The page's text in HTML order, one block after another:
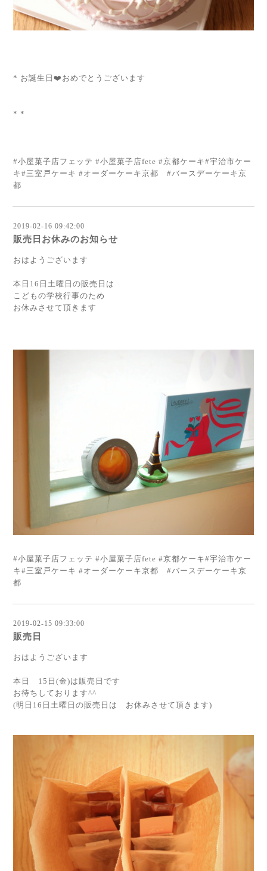
* お誕生日❤️おめでとうございます
* *
#小屋菓子店フェッテ #小屋菓子店fete #京都ケーキ#宇治市ケー
キ#三室戸ケーキ #オーダーケーキ京都 #バースデーケーキ京
都
2019-02-16 09:42:00
販売日お休みのお知らせ
おはようございます
本日16日土曜日の販売日は
こどもの学校行事のため
お休みさせて頂きます
#小屋菓子店フェッテ #小屋菓子店fete #京都ケーキ#宇治市ケー
キ#三室戸ケーキ #オーダーケーキ京都 #バースデーケーキ京
都
2019-02-15 09:33:00
販売日
おはようございます
本日 15日(金)は販売日です
お待ちしております^^
(明日16日土曜日の販売日は お休みさせて頂きます)